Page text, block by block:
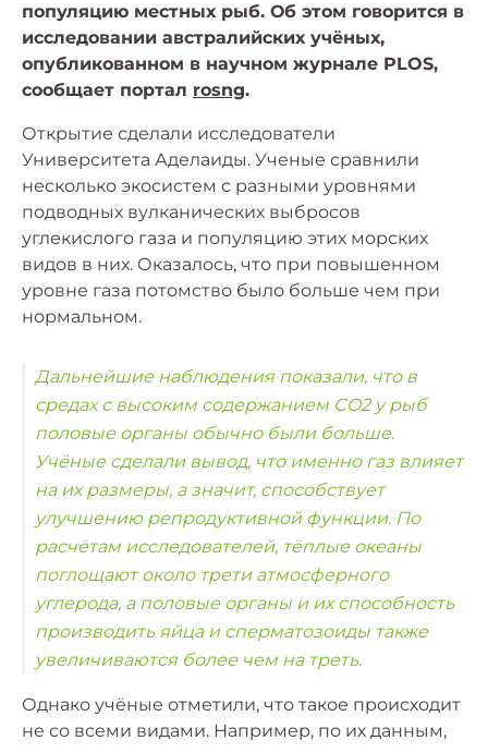
популяцию местных рыб. Об этом говорится в
исследовании австралийских учёных,
опубликованном в научном журнале PLOS,
сообщает портал rosng.
Открытие сделали исследователи
Университета Аделаиды. Ученые сравнили
несколько экосистем с разными уровнями
подводных вулканических выбросов
углекислого газа и популяцию этих морских
видов в них. Оказалось, что при повышенном
уровне газа потомство было больше чем при
нормальном.
Дальнейшие наблюдения показали, что в
средах с высоким содержанием CO2 у рыб
половые органы обычно были больше.
Учёные сделали вывод, что именно газ влияет
на их размеры, а значит, способствует
улучшению репродуктивной функции. По
расчётам исследователей, тёплые океаны
поглощают около трети атмосферного
углерода, а половые органы и их способность
производить яйца и сперматозоиды также
увеличиваются более чем на треть.
Однако учёные отметили, что такое происходит
не со всеми видами. Например, по их данным,